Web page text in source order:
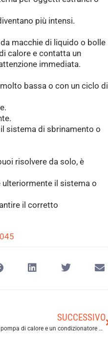
più intensi.
macchie di liquido o bolle
calore e contatta un
immediata.
bassa o con un ciclo di
sistema di sbrinamento o
risolvere da solo, è
il sistema o
il corretto
SUCCESSIVO
Qual è la differenza tra una pompa di calore e un condizionatore d’aria?